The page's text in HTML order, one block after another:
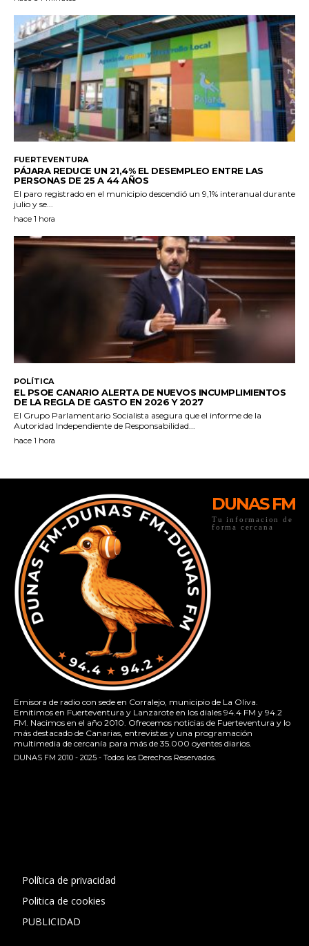
DUNAS FM
Tu informacion de
forma cercana
Emisora de radio con sede en Corralejo, municipio de La Oliva.
Emitimos en Fuerteventura y Lanzarote en los diales 94.4 FM y 94.2
FM. Nacimos en el año 2010. Ofrecemos noticias de Fuerteventura y lo
más destacado de Canarias, entrevistas y una programación
multimedia de cercanía para más de 35.000 oyentes diarios.
DUNAS FM 2010 - 2025 - Todos los Derechos Reservados.
Política de privacidad
Politica de cookies
PUBLICIDAD